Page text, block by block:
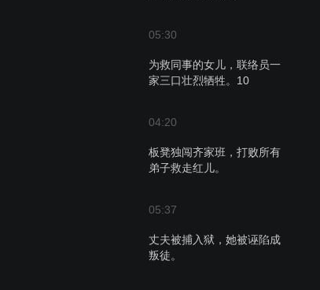
05:30
为救同事的女儿，联络员一
家三口壮烈牺牲。10
04:20
板凳独闯齐家班，打败所有
弟子救走红儿。
05:37
丈夫被捕入狱，她被诬陷成
叛徒。